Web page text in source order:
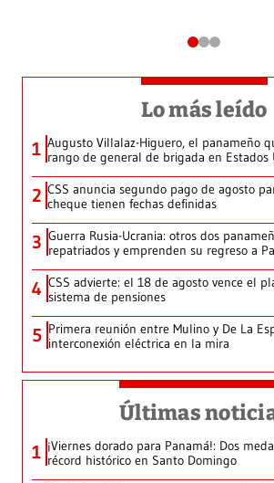
Lo más leído
1 Augusto Villalaz-Higuero, el panameño
rango de general de brigada en Estados
2 CSS anuncia segundo pago de agosto
cheque tienen fechas definidas
3 Guerra Rusia-Ucrania: otros dos
repatriados y emprenden su regreso a
4 CSS advierte: el 18 de agosto vence el
sistema de pensiones
5 Primera reunión entre Mulino y De La
interconexión eléctrica en la mira
Últimas
1 ¡Viernes dorado para Panamá!: Dos
récord histórico en Santo Domingo